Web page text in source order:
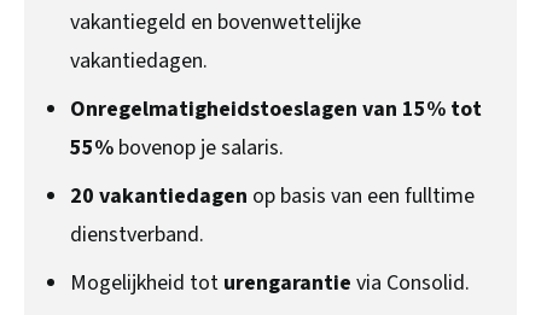
vakantiegeld en bovenwettelijke
vakantiedagen.
Onregelmatigheidstoeslagen van 15% tot
55% bovenop je salaris.
20 vakantiedagen op basis van een fulltime
dienstverband.
Mogelijkheid tot urengarantie via Consolid.